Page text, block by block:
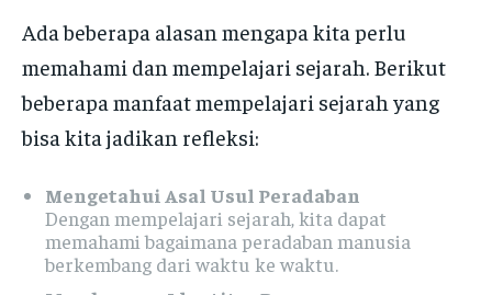
Ada beberapa alasan mengapa kita perlu
memahami dan mempelajari sejarah. Berikut
beberapa manfaat mempelajari sejarah yang
bisa kita jadikan refleksi:
Mengetahui Asal Usul Peradaban
Dengan mempelajari sejarah, kita dapat
memahami bagaimana peradaban manusia
berkembang dari waktu ke waktu.